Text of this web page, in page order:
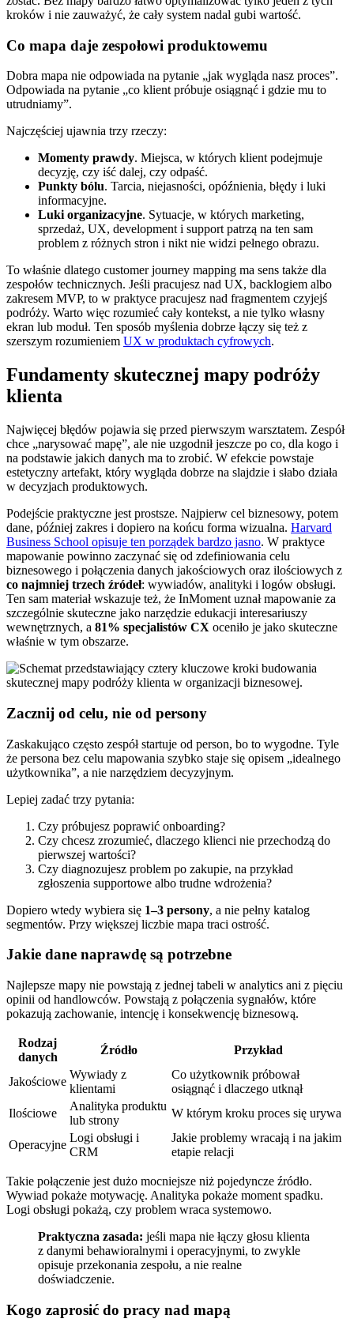
kroków i nie zauważyć, że cały system nadal gubi wartość.
Co mapa daje zespołowi produktowemu
Dobra mapa nie odpowiada na pytanie „jak wygląda nasz proces”.
Odpowiada na pytanie „co klient próbuje osiągnąć i gdzie mu to
utrudniamy”.
Najczęściej ujawnia trzy rzeczy:
Momenty prawdy. Miejsca, w których klient podejmuje
decyzję, czy iść dalej, czy odpaść.
Punkty bólu. Tarcia, niejasności, opóźnienia, błędy i luki
informacyjne.
Luki organizacyjne. Sytuacje, w których marketing,
sprzedaż, UX, development i support patrzą na ten sam
problem z różnych stron i nikt nie widzi pełnego obrazu.
To właśnie dlatego customer journey mapping ma sens także dla
zespołów technicznych. Jeśli pracujesz nad UX, backlogiem albo
zakresem MVP, to w praktyce pracujesz nad fragmentem czyjejś
podróży. Warto więc rozumieć cały kontekst, a nie tylko własny
ekran lub moduł. Ten sposób myślenia dobrze łączy się też z
szerszym rozumieniem UX w produktach cyfrowych.
Fundamenty skutecznej mapy podróży
klienta
Najwięcej błędów pojawia się przed pierwszym warsztatem. Zespół
chce „narysować mapę”, ale nie uzgodnił jeszcze po co, dla kogo i
na podstawie jakich danych ma to zrobić. W efekcie powstaje
estetyczny artefakt, który wygląda dobrze na slajdzie i słabo działa
w decyzjach produktowych.
Podejście praktyczne jest prostsze. Najpierw cel biznesowy, potem
dane, później zakres i dopiero na końcu forma wizualna. Harvard
Business School opisuje ten porządek bardzo jasno. W praktyce
mapowanie powinno zaczynać się od zdefiniowania celu
biznesowego i połączenia danych jakościowych oraz ilościowych z
co najmniej trzech źródeł: wywiadów, analityki i logów obsługi.
Ten sam materiał wskazuje też, że InMoment uznał mapowanie za
szczególnie skuteczne jako narzędzie edukacji interesariuszy
wewnętrznych, a 81% specjalistów CX oceniło je jako skuteczne
właśnie w tym obszarze.
Zacznij od celu, nie od persony
Zaskakująco często zespół startuje od person, bo to wygodne. Tyle
że persona bez celu mapowania szybko staje się opisem „idealnego
użytkownika”, a nie narzędziem decyzyjnym.
Lepiej zadać trzy pytania:
Czy próbujesz poprawić onboarding?
Czy chcesz zrozumieć, dlaczego klienci nie przechodzą do
pierwszej wartości?
Czy diagnozujesz problem po zakupie, na przykład
zgłoszenia supportowe albo trudne wdrożenia?
Dopiero wtedy wybiera się 1–3 persony, a nie pełny katalog
segmentów. Przy większej liczbie mapa traci ostrość.
Jakie dane naprawdę są potrzebne
Najlepsze mapy nie powstają z jednej tabeli w analytics ani z pięciu
opinii od handlowców. Powstają z połączenia sygnałów, które
pokazują zachowanie, intencję i konsekwencję biznesową.
Rodzaj
danych
Źródło Przykład
Jakościowe
Wywiady z
klientami
Co użytkownik próbował
osiągnąć i dlaczego utknął
Ilościowe
Analityka produktu
lub strony
W którym kroku proces się urywa
Operacyjne
Logi obsługi i
CRM
Jakie problemy wracają i na jakim
etapie relacji
Takie połączenie jest dużo mocniejsze niż pojedyncze źródło.
Wywiad pokaże motywację. Analityka pokaże moment spadku.
Logi obsługi pokażą, czy problem wraca systemowo.
Praktyczna zasada: jeśli mapa nie łączy głosu klienta
z danymi behawioralnymi i operacyjnymi, to zwykle
opisuje przekonania zespołu, a nie realne
doświadczenie.
Kogo zaprosić do pracy nad mapą